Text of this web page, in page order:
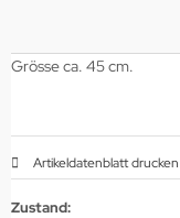
Grösse ca. 45 cm.
Artikeldatenblatt drucken
Zustand: